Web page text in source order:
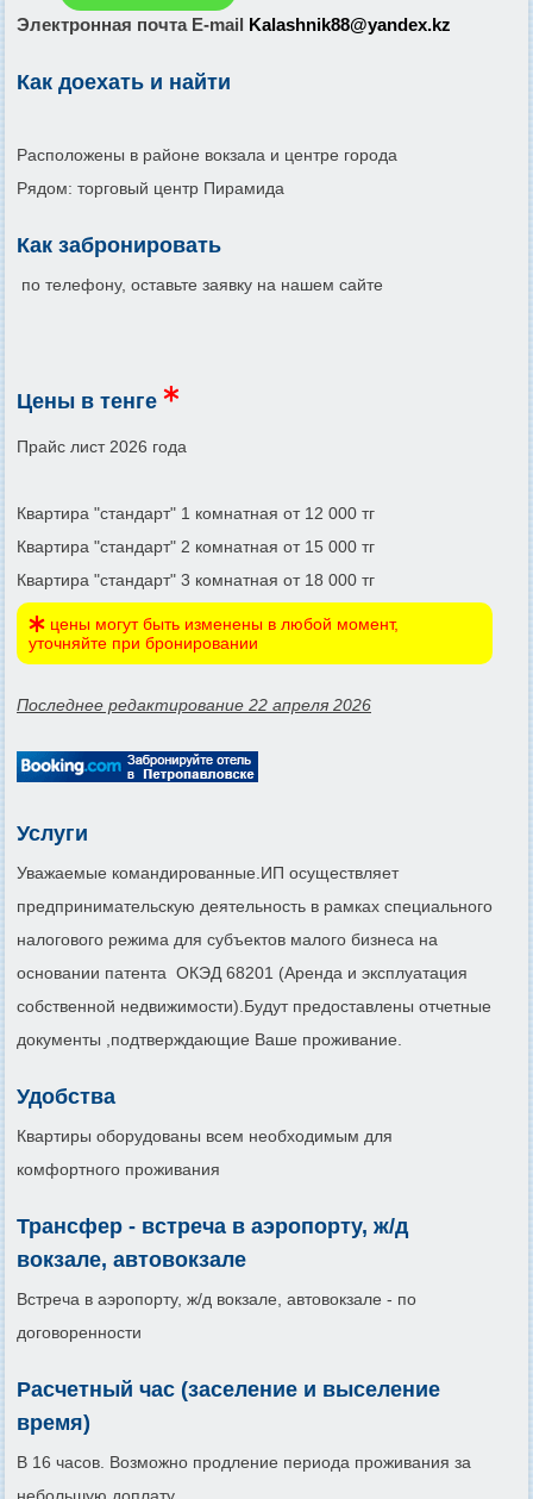
Электронная почта E-mail Kalashnik88@yandex.kz
Как доехать и найти
Расположены в районе вокзала и центре города
Рядом: торговый центр Пирамида
Как забронировать
по телефону, оставьте заявку на нашем сайте
Цены в тенге
Прайс лист 2026 года
Квартира "стандарт" 1 комнатная от 12 000 тг
Квартира "стандарт" 2 комнатная от 15 000 тг
Квартира "стандарт" 3 комнатная от 18 000 тг
цены могут быть изменены в любой момент,
уточняйте при бронировании
Последнее редактирование 22 апреля 2026
Услуги
Уважаемые командированные.ИП осуществляет
предпринимательскую деятельность в рамках специального
налогового режима для субъектов малого бизнеса на
основании патента ОКЭД 68201 (Аренда и эксплуатация
собственной недвижимости).Будут предоставлены отчетные
документы ,подтверждающие Ваше проживание.
Удобства
Квартиры оборудованы всем необходимым для
комфортного проживания
Трансфер - встреча в аэропорту, ж/д
вокзале, автовокзале
Встреча в аэропорту, ж/д вокзале, автовокзале - по
договоренности
Расчетный час (заселение и выселение
время)
В 16 часов. Возможно продление периода проживания за